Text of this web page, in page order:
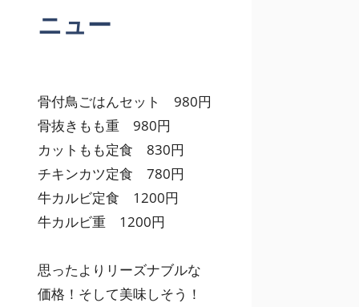
ニュー
骨付鳥ごはんセット 980円
骨抜きもも重 980円
カットもも定食 830円
チキンカツ定食 780円
牛カルビ定食 1200円
牛カルビ重 1200円
思ったよりリーズナブルな
価格！そして美味しそう！